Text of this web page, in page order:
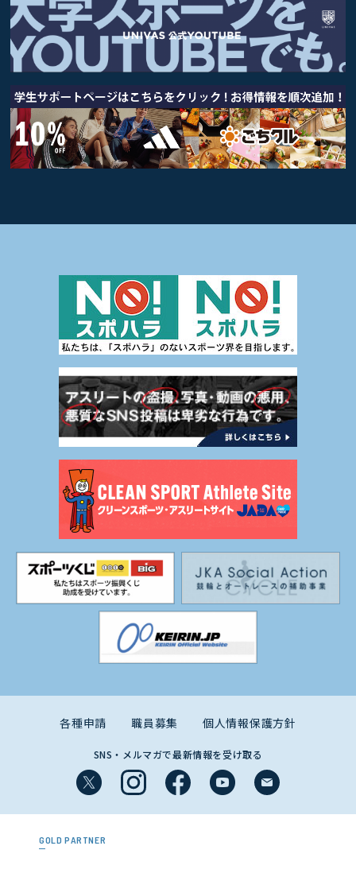
各種申請 職員募集 個人情報保護方針
SNS・メルマガで最新情報を受け取る
GOLD PARTNER